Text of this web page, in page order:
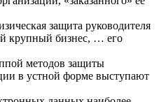
защита руководителя
крупный бизнес, … его
методов защиты
в устной форме выступают